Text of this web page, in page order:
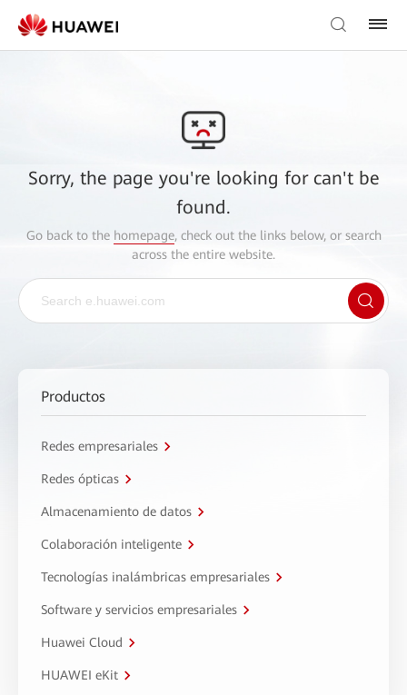
Sorry, the page you're looking for can't be
found.
Go back to the homepage, check out the links below, or search
across the entire website.
Productos
Redes empresariales
Redes ópticas
Almacenamiento de datos
Colaboración inteligente
Tecnologías inalámbricas empresariales
Software y servicios empresariales
Huawei Cloud
HUAWEI eKit